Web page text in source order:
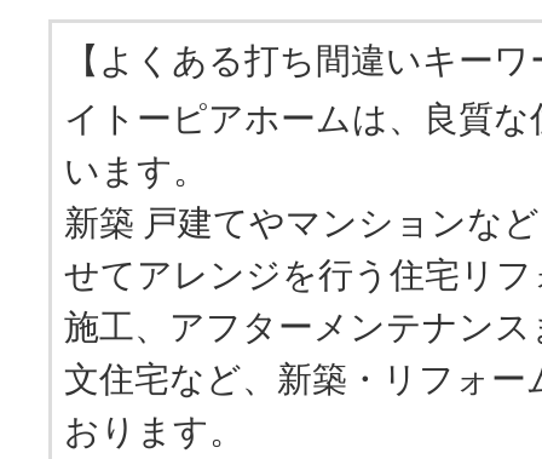
【よくある打ち間違いキー
イトーピアホームは、良質
います。
新築 戸建てやマンションな
せてアレンジを行う住宅リ
施工、アフターメンテナン
文住宅など、新築・リフォ
おります。